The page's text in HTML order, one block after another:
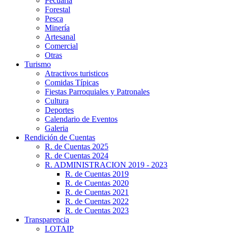
Forestal
Pesca
Minería
Artesanal
Comercial
Otras
Turismo
Atractivos turisticos
Comidas Típicas
Fiestas Parroquiales y Patronales
Cultura
Deportes
Calendario de Eventos
Galeria
Rendición de Cuentas
R. de Cuentas 2025
R. de Cuentas 2024
R. ADMINISTRACION 2019 - 2023
R. de Cuentas 2019
R. de Cuentas 2020
R. de Cuentas 2021
R. de Cuentas 2022
R. de Cuentas 2023
Transparencia
LOTAIP